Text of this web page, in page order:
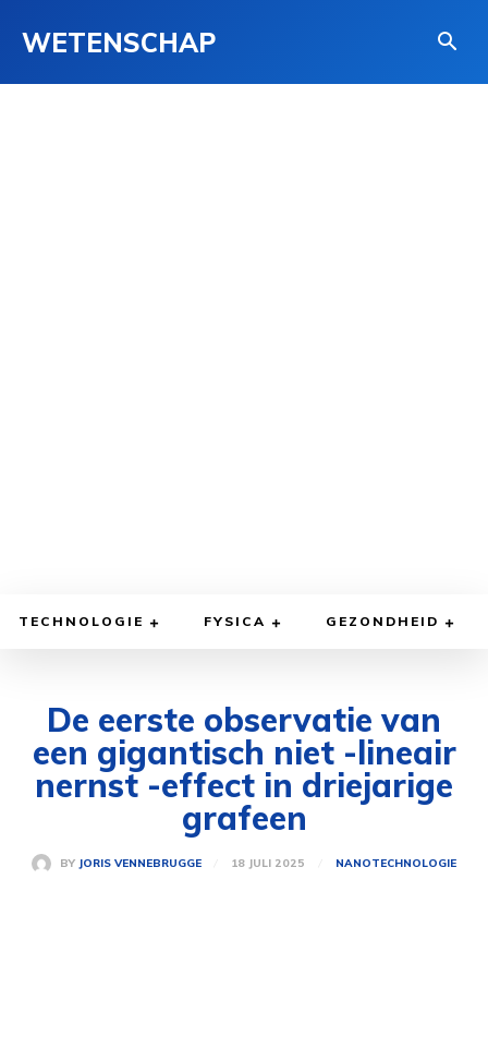
WETENSCHAP
TECHNOLOGIE FYSICA GEZONDHEID
De eerste observatie van
een gigantisch niet -lineair
nernst -effect in driejarige
grafeen
BY JORIS VENNEBRUGGE 18 JULI 2025 NANOTECHNOLOGIE